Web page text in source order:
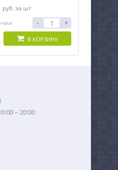
руб. за шт
- +
В КОРЗИНУ
– 20:00